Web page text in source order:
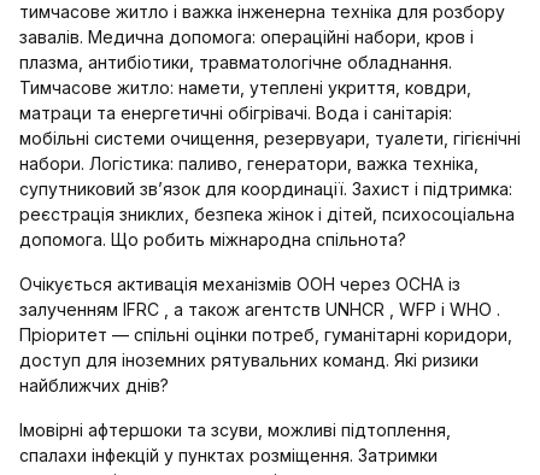
тимчасове житло і важка інженерна техніка для розбору
завалів. Медична допомога: операційні набори, кров і
плазма, антибіотики, травматологічне обладнання.
Тимчасове житло: намети, утеплені укриття, ковдри,
матраци та енергетичні обігрівачі. Вода і санітарія:
мобільні системи очищення, резервуари, туалети, гігієнічні
набори. Логістика: паливо, генератори, важка техніка,
супутниковий зв’язок для координації. Захист і підтримка:
реєстрація зниклих, безпека жінок і дітей, психосоціальна
допомога. Що робить міжнародна спільнота?
Очікується активація механізмів ООН через OCHA із
залученням IFRC , а також агентств UNHCR , WFP і WHO .
Пріоритет — спільні оцінки потреб, гуманітарні коридори,
доступ для іноземних рятувальних команд. Які ризики
найближчих днів?
Імовірні афтершоки та зсуви, можливі підтоплення,
спалахи інфекцій у пунктах розміщення. Затримки